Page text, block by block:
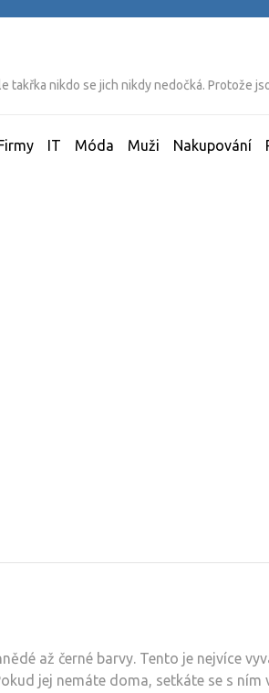
takřka nikdo se jich nikdy nedočká. Protože
IT Móda Muži Nakupování
až černé barvy. Tento je nejvíce
jej nemáte doma, setkáte se s